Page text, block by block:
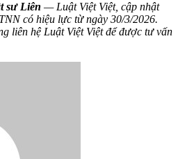
sư Liên — Luật Việt Việt, cập nhật
có hiệu lực từ ngày 30/3/2026.
liên hệ Luật Việt Việt để được tư vấn